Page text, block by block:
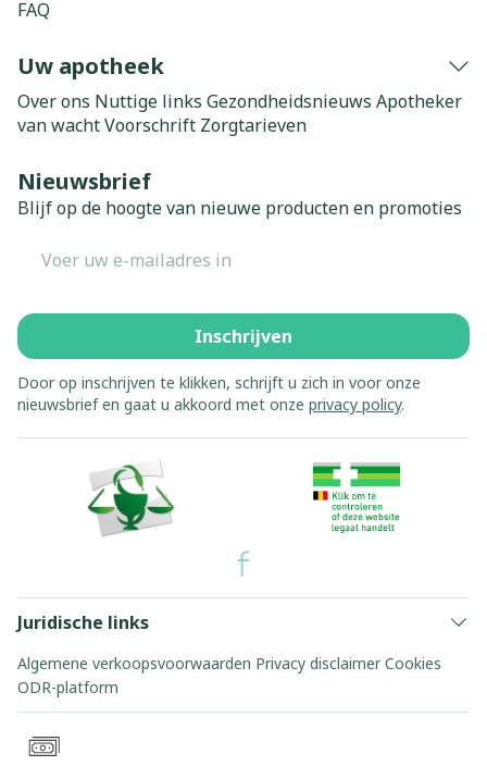
FAQ
Uw apotheek
Over ons Nuttige links Gezondheidsnieuws Apotheker
van wachtVoorschrift Zorgtarieven
Nieuwsbrief
Blijf op de hoogte van nieuwe producten en promoties
Inschrijven
Door op inschrijven te klikken, schrijft u zich in voor onze
nieuwsbrief en gaat u akkoord met onze privacy policy.
Juridische links
Algemene verkoopsvoorwaarden Privacy disclaimer Cookies
ODR-platform